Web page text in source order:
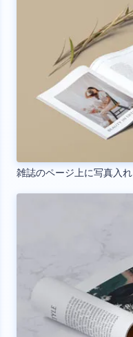
雑誌のページ上に写真入れ